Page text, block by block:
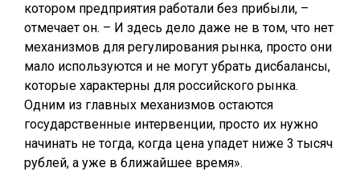
котором предприятия работали без прибыли, –
отмечает он. – И здесь дело даже не в том, что нет
механизмов для регулирования рынка, просто они
мало используются и не могут убрать дисбалансы,
которые характерны для российского рынка.
Одним из главных механизмов остаются
государственные интервенции, просто их нужно
начинать не тогда, когда цена упадет ниже 3 тысяч
рублей, а уже в ближайшее время».